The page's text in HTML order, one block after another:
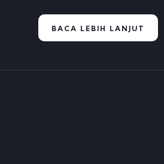
BACA LEBIH LANJUT